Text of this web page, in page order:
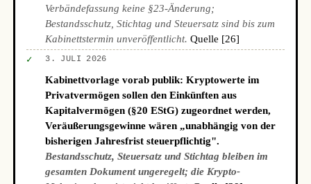
Verbändefassung keine §23-Änderung;
Bestandsschutz, Stichtag und Steuersatz sind bis zum
Kabinettstermin unveröffentlicht. Quelle [26]
✓ 3. JULI 2026
Kabinettvorlage vorab publik: Kryptowerte im
Privatvermögen sollen den Einkünften aus
Kapitalvermögen (§20 EStG) zugeordnet werden,
Veräußerungsgewinne wären „unabhängig von der
bisherigen Jahresfrist steuerpflichtig".
Bestandsschutz, Steuersatz und Stichtag bleiben im
gesamten Dokument ungeregelt; die Krypto-